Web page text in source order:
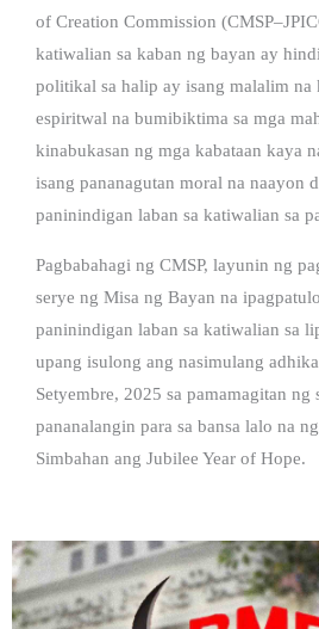
of Creation Commission
katiwalian sa kaban ng bayan ay
politikal sa halip ay isang malalim na
espiritwal na bumibiktima sa mga
kinabukasan ng mga kabataan kaya
isang pananagutan moral na naayon
paninindigan laban sa katiwalian sa
Pagbabahagi ng CMSP, layunin ng
serye ng Misa ng Bayan na
paninindigan laban sa katiwalian sa
upang isulong ang nasimulang
Setyembre, 2025 sa pamamagitan ng
pananalangin para sa bansa lalo na
Simbahan ang Jubilee Year of Hope.